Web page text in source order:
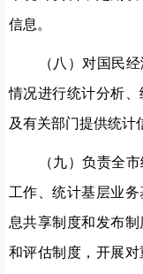
信息。
（八）对国民
情况进行统计分析
及有关部门提供统计
（九）负责全
工作、统计基层业
息共享制度和发布
和评估制度，开展